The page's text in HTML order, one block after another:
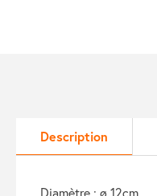
Description
diamètre : ø 12cm